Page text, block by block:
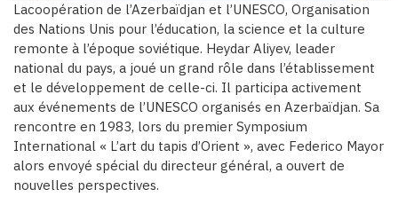
Lacoopération de l’Azerbaïdjan et l’UNESCO, Organisation
des Nations Unis pour l’éducation, la science et la culture
remonte à l’époque soviétique. Heydar Aliyev, leader
national du pays, a joué un grand rôle dans l’établissement
et le développement de celle-ci. Il participa activement
aux événements de l’UNESCO organisés en Azerbaïdjan. Sa
rencontre en 1983, lors du premier Symposium
International « L’art du tapis d’Orient », avec Federico Mayor
alors envoyé spécial du directeur général, a ouvert de
nouvelles perspectives.